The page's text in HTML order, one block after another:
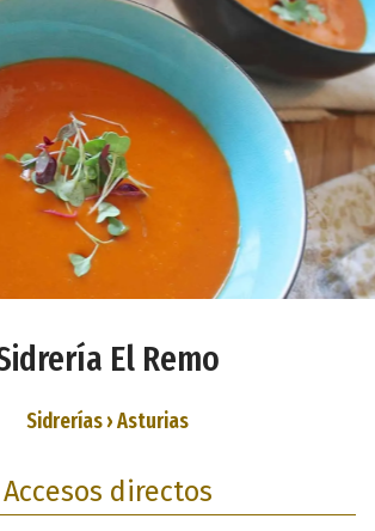
El Remo
Sidrerías › Asturias
Accesos directos